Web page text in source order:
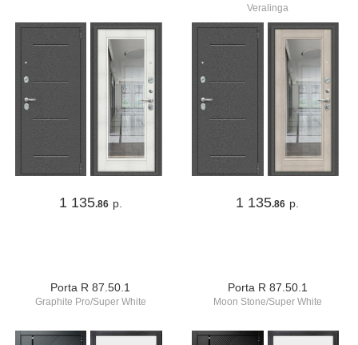
1 135.86 р.
Veralinga
1 135.86 р.
Porta R 87.50.1
Graphite Pro/Super White
Porta R 87.50.1
Moon Stone/Super White